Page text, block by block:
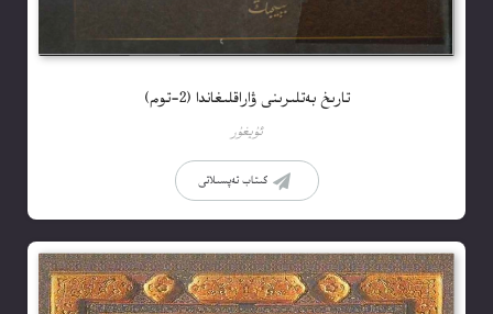
تارىخ بەتلىرىنى ۋاراقلىغاندا (2-توم)
ئۇيغۇر
كىتاب تەپسىلاتى